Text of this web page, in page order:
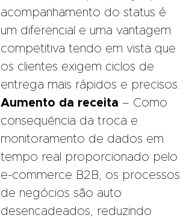
acompanhamento do status é
um diferencial e uma vantagem
competitiva tendo em vista que
os clientes exigem ciclos de
entrega mais rápidos e precisos.
Aumento da receita – Como
consequência da troca e
monitoramento de dados em
tempo real proporcionado pelo
e-commerce B2B, os processos
de negócios são auto
desencadeados, reduzindo